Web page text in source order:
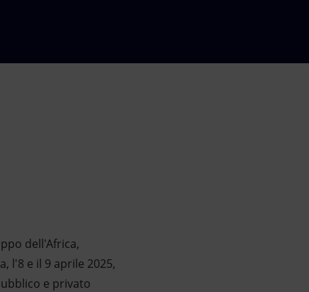
dell'Africa,
l'8 e il 9 aprile 2025,
e privato